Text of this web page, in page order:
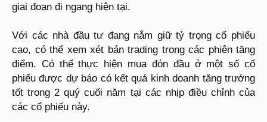
giai đoạn đi ngang hiện tại.
Với các nhà đầu tư đang nắm giữ tỷ trọng cổ phiếu
cao, có thể xem xét bán trading trong các phiên tăng
điểm. Có thể thực hiện mua đón đầu ở một số cổ
phiếu được dự báo có kết quả kinh doanh tăng trưởng
tốt trong 2 quý cuối năm tại các nhịp điều chỉnh của
các cổ phiếu này.